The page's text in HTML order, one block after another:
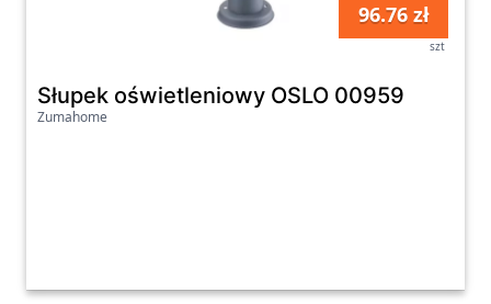
96.76 zł
szt
Słupek oświetleniowy OSLO 00959
Zumahome